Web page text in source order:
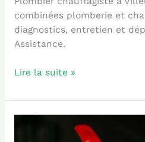
combinées plomberie et
diagnostics, entretien et
Assistance.
Lire la suite »